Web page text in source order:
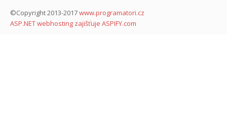
©Copyright 2013-2017www.programatori.cz
ASP.NET webhosting zajišťuje ASPIFY.com